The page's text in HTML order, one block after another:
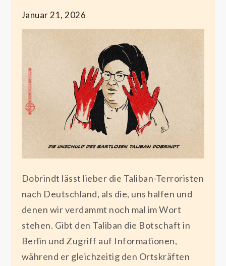
Januar 21, 2026
Dobrindt lässt lieber die Taliban-Terroristen
nach Deutschland, als die, uns halfen und
denen wir verdammt noch mal im Wort
stehen. Gibt den Taliban die Botschaft in
Berlin und Zugriff auf Informationen,
während er gleichzeitig den Ortskräften